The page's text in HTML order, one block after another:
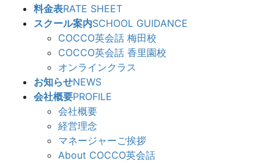
料金表RATE SHEET
スクール案内SCHOOL GUIDANCE
COCCO英会話 梅田校
COCCO英会話 香里園校
オンラインクラス
お知らせNEWS
会社概要PROFILE
会社概要
経営理念
マネージャーご挨拶
About COCCO英会話